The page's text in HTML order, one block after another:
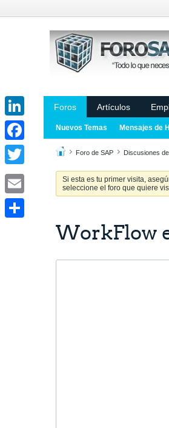
Foros Artículos
Nuevos Temas Mensajes de
Foro de SAP Discusiones
Si esta es tu primer visita,
seleccione el foro que quiere
WorkFlow
LinkedIn
Facebook
Twitter
Email